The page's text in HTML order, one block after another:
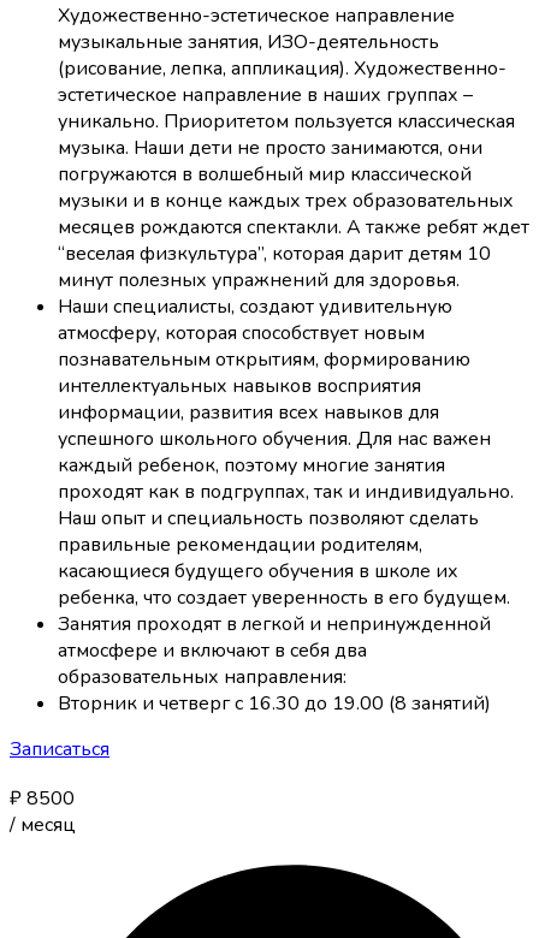
Художественно-эстетическое направление
музыкальные занятия, ИЗО-деятельность
(рисование, лепка, аппликация). Художественно-
эстетическое направление в наших группах –
уникально. Приоритетом пользуется классическая
музыка. Наши дети не просто занимаются, они
погружаются в волшебный мир классической
музыки и в конце каждых трех образовательных
месяцев рождаются спектакли. А также ребят ждет
“веселая физкультура”, которая дарит детям 10
минут полезных упражнений для здоровья.
Наши специалисты, создают удивительную
атмосферу, которая способствует новым
познавательным открытиям, формированию
интеллектуальных навыков восприятия
информации, развития всех навыков для
успешного школьного обучения. Для нас важен
каждый ребенок, поэтому многие занятия
проходят как в подгруппах, так и индивидуально.
Наш опыт и специальность позволяют сделать
правильные рекомендации родителям,
касающиеся будущего обучения в школе их
ребенка, что создает уверенность в его будущем.
Занятия проходят в легкой и непринужденной
атмосфере и включают в себя два
образовательных направления:
Вторник и четверг с 16.30 до 19.00 (8 занятий)
Записаться
₽8500
/ месяц